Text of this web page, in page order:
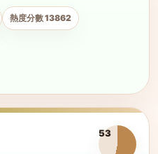
熱度分數 13862
53